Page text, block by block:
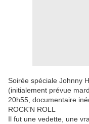
Soirée spéciale Johnny
(initialement prévue
20h55, documentaire
ROCK'N ROLL
Il fut une vedette, une